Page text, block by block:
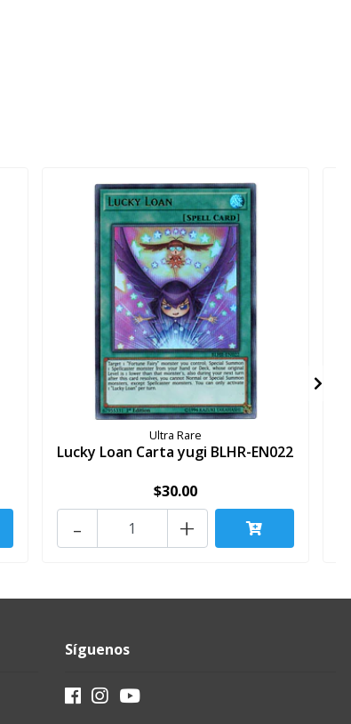
Ultra Rare
Lucky Loan Carta yugi BLHR-EN022
$30.00
+
-
Síguenos